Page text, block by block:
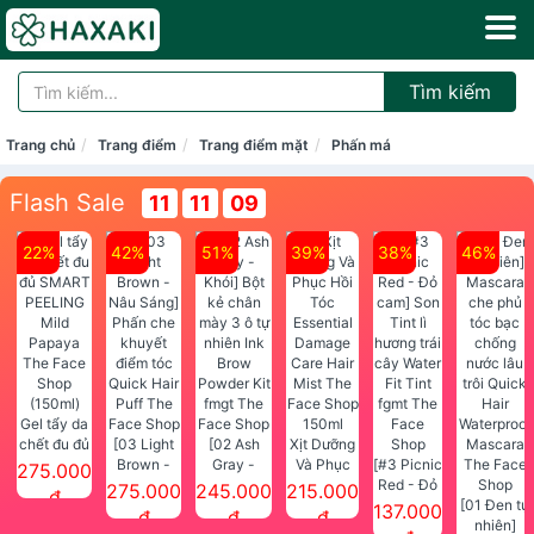
Tìm kiếm
Trang chủ Trang điểm Trang điểm mặt Phấn má
Flash Sale 11 11 09
22%
Gel tẩy da
chết đu đủ
SMART
PEELING
275.000
đ
42%
[03 Light
Brown -
Nâu Sáng]
Phấn che
275.000
đ
51%
[02 Ash
Gray -
Khói] Bột
kẻ chân
245.000
đ
39%
Xịt Dưỡng
Và Phục
Hồi Tóc
Essential
215.000
đ
38%
[#3 Picnic
Red - Đỏ
cam] Son
137.000
46%
[01 Đen tự
nhiên]